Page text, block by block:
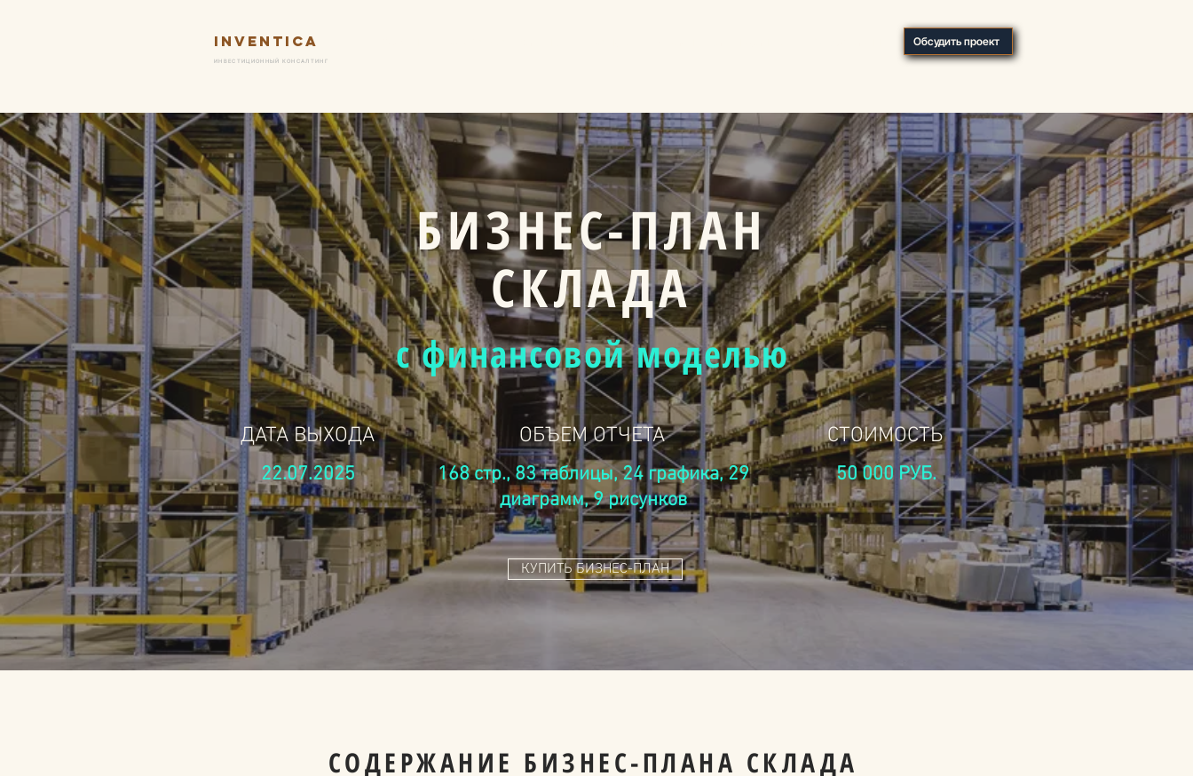
Inventica Обсудить проект
ИНВЕСТИЦИОННЫЙ КОНСАЛТИНГ
БИЗНЕС-ПЛАН
СКЛАДА
с финансовой моделью
ДАТА ВЫХОДА
22.07.2025
ОБЪЕМ ОТЧЕТА СТОИМОСТЬ
168 стр., 83 таблицы, 24 графика, 29
диаграмм, 9 рисунков
50 000 РУБ.
КУПИТЬ БИЗНЕС-ПЛАН
СОДЕРЖАНИЕ БИЗНЕС-ПЛАНА СКЛАДА